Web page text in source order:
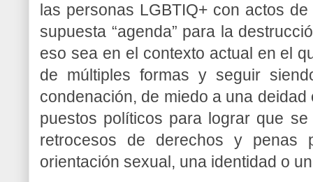
las personas LGBTIQ+ con actos
supuesta “agenda” para la
eso sea en el contexto actual en el
de múltiples formas y seguir
condenación, de miedo a una
puestos políticos para lograr que
retrocesos de derechos y
orientación sexual, una identidad o